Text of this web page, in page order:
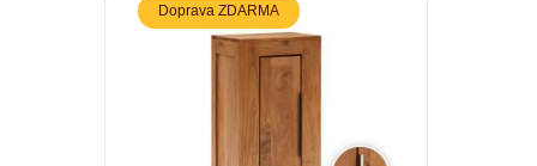
Doprava ZDARMA